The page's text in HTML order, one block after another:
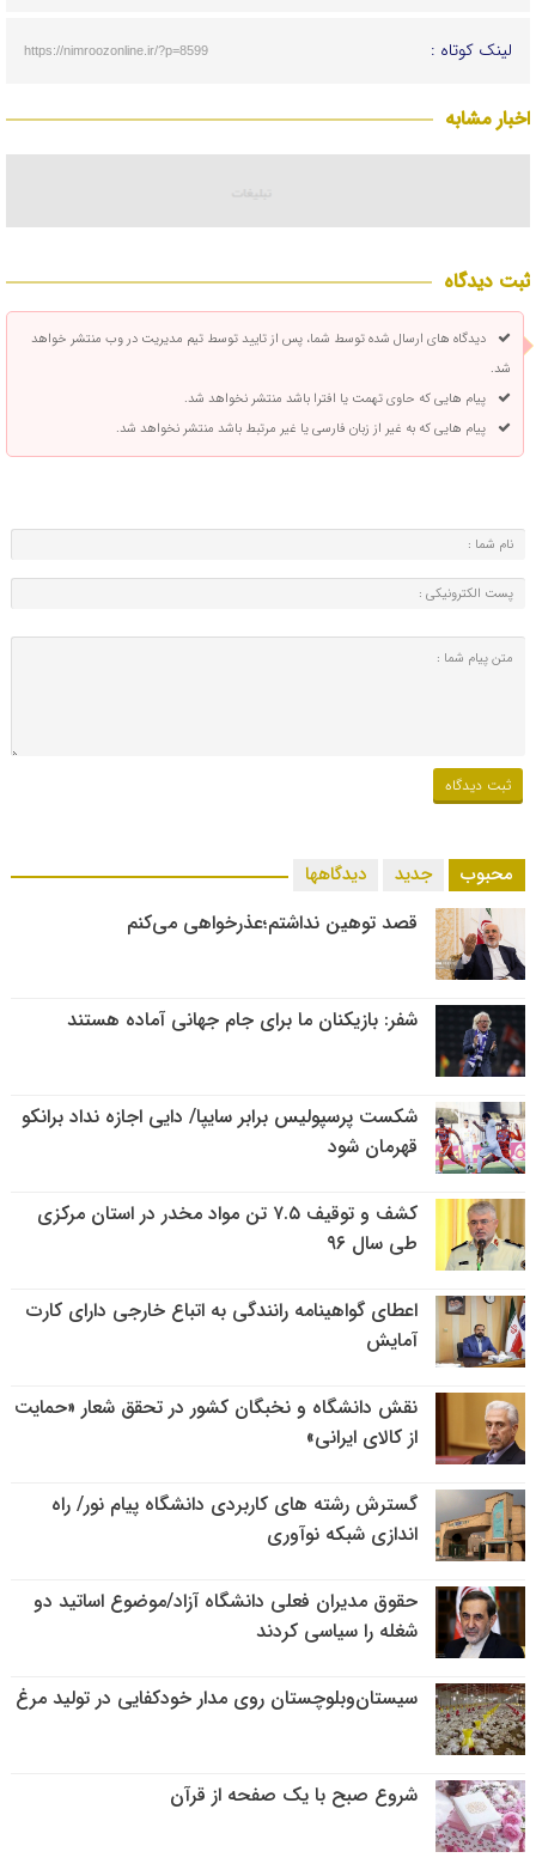
لینک کوتاه : https://nimroozonline.ir/?p=8599
اخبار مشابه
ثبت دیدگاه
دیدگاه های ارسال شده توسط شما، پس از تایید توسط تیم مدیریت در وب منتشر خواهد
شد.
پیام هایی که حاوی تهمت یا افترا باشد منتشر نخواهد شد.
پیام هایی که به غیر از زبان فارسی یا غیر مرتبط باشد منتشر نخواهد شد.
محبوب جدید دیدگاهها
قصد توهین نداشتم؛عذرخواهی می‌کنم
شفر: بازیکنان ما برای جام جهانی آماده هستند
شکست پرسپولیس برابر سایپا/ دایی اجازه نداد برانکو
قهرمان شود
کشف و توقیف ۷.۵ تن مواد مخدر در استان مرکزی
طی سال ۹۶
اعطای گواهینامه رانندگی به اتباع خارجی دارای کارت
آمایش
نقش دانشگاه و نخبگان کشور در تحقق شعار «حمایت
از کالای ایرانی»
گسترش رشته های کاربردی دانشگاه پیام نور/ راه
اندازی شبکه نوآوری
حقوق مدیران فعلی دانشگاه آزاد/موضوع اساتید دو
شغله را سیاسی کردند
سیستان‌وبلوچستان روی مدار خودکفایی در تولید مرغ
شروع صبح با یک صفحه از قرآن